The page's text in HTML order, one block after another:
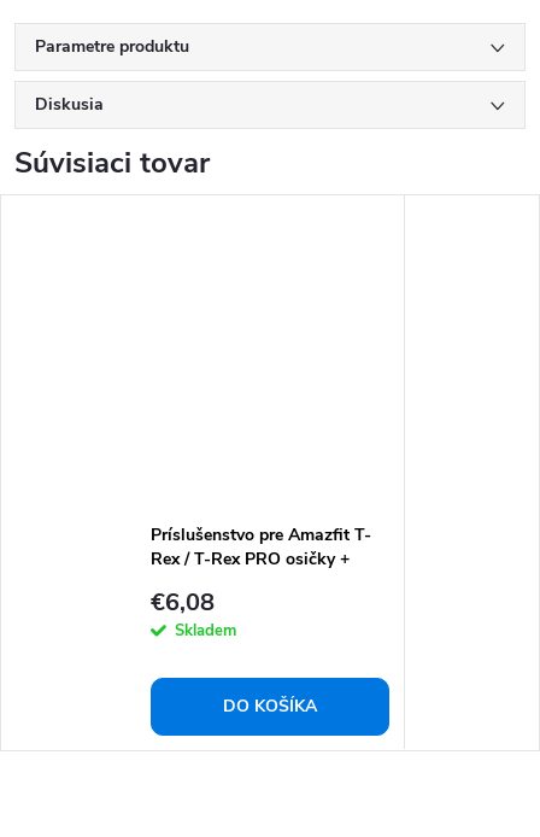
Parametre produktu
Diskusia
Súvisiaci tovar
Príslušenstvo pre Amazfit T-
Rex / T-Rex PRO osičky +
€6,08
Skladem
DO KOŠÍKA